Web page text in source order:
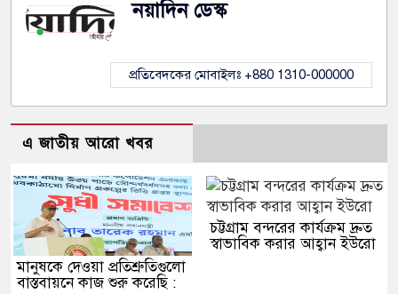
নয়াদিন ডেস্ক
প্রতিবেদকের মোবাইলঃ +880 1310-000000
এ জাতীয় আরো খবর
মানুষকে দেওয়া প্রতিশ্রুতিগুলো
বাস্তবায়নে কাজ শুরু করেছি :
চট্টগ্রাম বন্দরের কার্যক্রম দ্রুত
স্বাভাবিক করার আহ্বান ইউরো